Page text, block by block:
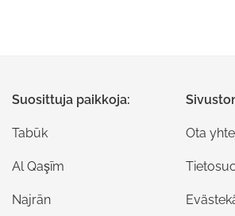
Suosittuja paikkoja:
Tabūk
Al Qaşīm
Najrān
Ota